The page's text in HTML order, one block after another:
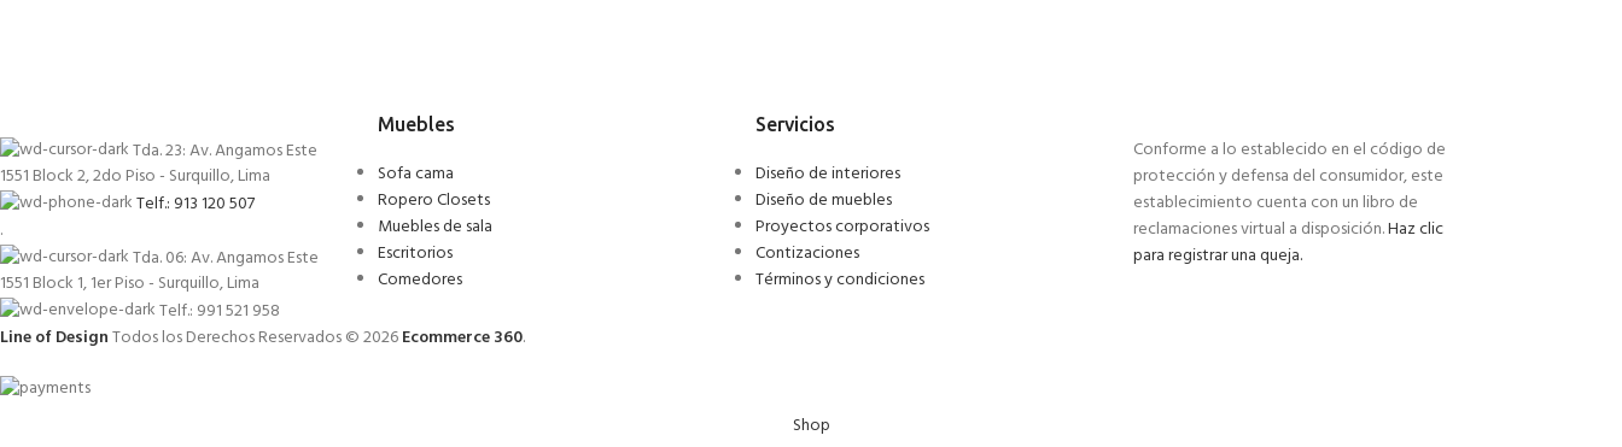
Tda. 23: Av. Angamos Este
1551 Block 2, 2do Piso - Surquillo, Lima
Telf.: 913 120 507
.
Tda. 06: Av. Angamos Este
1551 Block 1, 1er Piso - Surquillo, Lima
Telf.: 991 521 958
Muebles
Sofa cama
Ropero Closets
Muebles de sala
Escritorios
Comedores
Servicios
Diseño de interiores
Diseño de muebles
Proyectos corporativos
Contizaciones
Términos y condiciones
Conforme a lo establecido en el código de
protección y defensa del consumidor, este
establecimiento cuenta con un libro de
reclamaciones virtual a disposición.Haz clic
para registrar una queja.
Line of DesignTodos los Derechos Reservados © 2026Ecommerce 360.
Shop